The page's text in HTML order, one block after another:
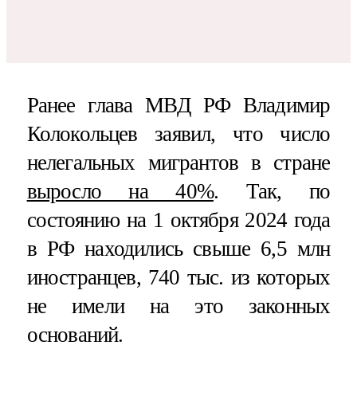
Ранее глава МВД РФ Владимир
Колокольцев заявил, что число
нелегальных мигрантов в стране
выросло на 40%. Так, по
состоянию на 1 октября 2024 года
в РФ находились свыше 6,5 млн
иностранцев, 740 тыс. из которых
не имели на это законных
оснований.